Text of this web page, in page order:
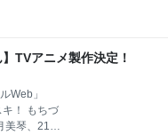
！ ◆関連商
◇伊藤和典
イバーの
脚本集待
的な人気
TVアニメ製作決定！
Web」
キ！ もちづ
美琴、21